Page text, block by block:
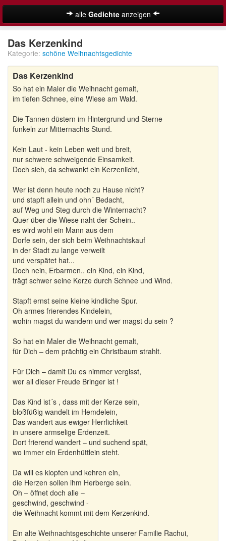
alle Gedichte anzeigen
Adventsgedichte
Besinnliche Weihnachtsgedichte
Kurze Weihnachtsgedichte
Lustige Weihnachtsgedichte
Weihnachtsgedichte für Kinder
Das Kerzenkind
Kategorie: schöne Weihnachtsgedichte
Das Kerzenkind
So hat ein Maler die Weihnacht gemalt,
im tiefen Schnee, eine Wiese am Wald.
Die Tannen düstern im Hintergrund und Sterne
funkeln zur Mitternachts Stund.
Kein Laut - kein Leben weit und breit,
nur schwere schweigende Einsamkeit.
Doch sieh, da schwankt ein Kerzenlicht,
Wer ist denn heute noch zu Hause nicht?
und stapft allein und ohn´ Bedacht,
auf Weg und Steg durch die Winternacht?
Quer über die Wiese naht der Schein..
es wird wohl ein Mann aus dem
Dorfe sein, der sich beim Weihnachtskauf
in der Stadt zu lange verweilt
und verspätet hat...
Doch nein, Erbarmen.. ein Kind, ein Kind,
trägt schwer seine Kerze durch Schnee und Wind.
Stapft ernst seine kleine kindliche Spur.
Oh armes frierendes Kindelein,
wohin magst du wandern und wer magst du sein ?
So hat ein Maler die Weihnacht gemalt,
für Dich – dem prächtig ein Christbaum strahlt.
Für Dich – damit Du es nimmer vergisst,
wer all dieser Freude Bringer ist !
Das Kind ist´s , dass mit der Kerze sein,
bloßfüßig wandelt im Hemdelein,
Das wandert aus ewiger Herrlichkeit
in unsere armselige Erdenzeit.
Dort frierend wandert – und suchend spät,
wo immer ein Erdenhüttlein steht.
Da will es klopfen und kehren ein,
die Herzen sollen ihm Herberge sein.
Oh – öffnet doch alle –
geschwind, geschwind -
die Weihnacht kommt mit dem Kerzenkind.
Ein alte Weihnachtsgeschichte unserer Familie Rachui,